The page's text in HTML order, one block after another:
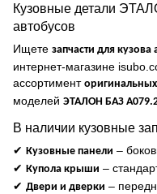
Кузовные детали
автобусов
Ищете запчасти для
интернет-магазине
ассортимент
моделей ЭТАЛОН БАЗ
В наличии кузовные
✔ Кузовные панели –
✔ Купола крыши –
✔ Двери и дверки –